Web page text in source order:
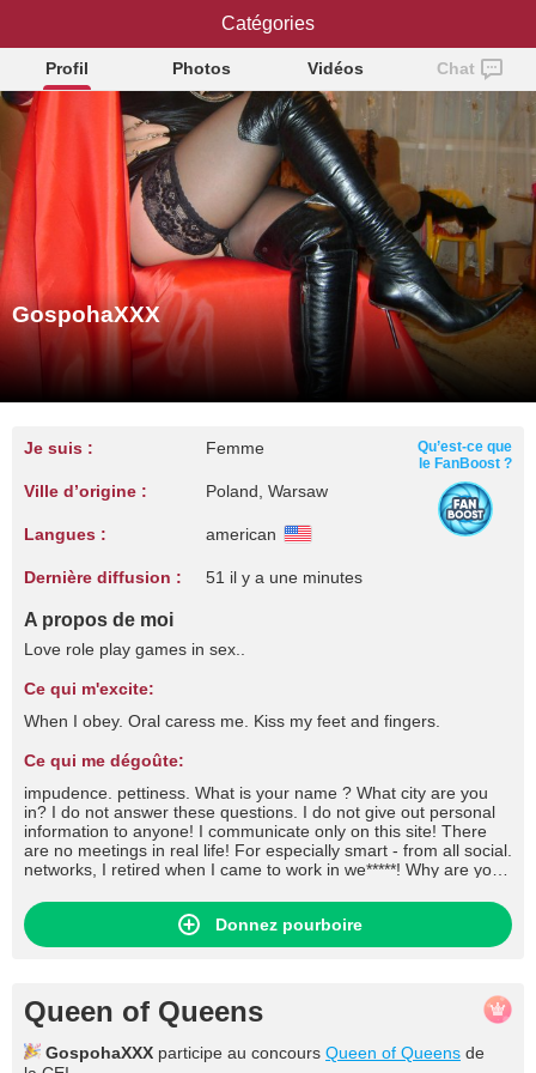
GospohaXXX
Profil Photos Vidéos Chat
GospohaXXX
Je suis : Femme
Ville d’origine : Poland, Warsaw
Langues : american
Dernière diffusion : 51 il y a une minutes
Qu’est-ce que
le FanBoost ?
A propos de moi
Love role play games in sex..
Ce qui m'excite:
When I obey. Oral caress me. Kiss my feet and fingers.
Ce qui me dégoûte:
impudence. pettiness. What is your name ? What city are you
in? I do not answer these questions. I do not give out personal
information to anyone! I communicate only on this site! There
are no meetings in real life! For especially smart - from all social.
networks, I retired when I came to work in we*****! Why are you
here. ) Rudeness and aggression speak of your self-doubt and
complexes. One who throws dirt cannot have clean hands.
Having nasty models in the chat will not solve your problems.
don't hear you, I don't see you - Guys, the site's wonderful
support service will solve all your questions. Those who like to
read lectures on the topic, how can you show sissies here, are
you not ashamed, go to work, etc. - Condemnation of someone
Donnez pourboire
Queen of Queens
GospohaXXX participe au concours Queen of Queens de
Catégories